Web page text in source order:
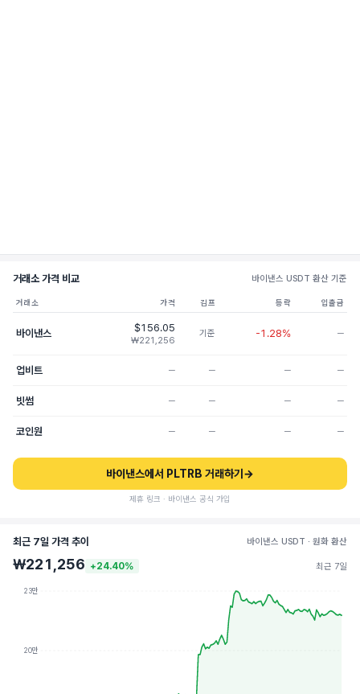
거래소 가격 비교 바이낸스 USDT 환산 기준
거래소 가격 김프 등락 입출금
바이낸스 $156.05
₩221,256
기준 -1.28% ─
업비트 ─ ─ ─ ─
빗썸 ─ ─ ─ ─
코인원 ─ ─ ─ ─
바이낸스에서 PLTRB 거래하기 →
제휴 링크 · 바이낸스 공식 가입
최근 7일 가격 추이 바이낸스 USDT · 원화 환산
₩221,256 +24.40% 최근 7일
23만
20만